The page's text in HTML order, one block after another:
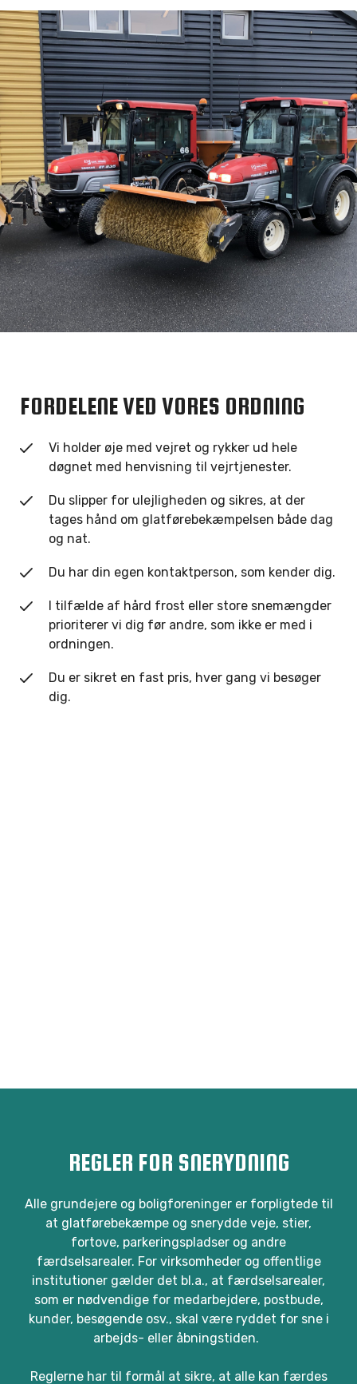
FORDELENE VED VORES ORDNING
Vi holder øje med vejret og rykker ud hele
døgnet med henvisning til vejrtjenester.
Du slipper for ulejligheden og sikres, at der
tages hånd om glatførebekæmpelsen både dag
og nat.
Du har din egen kontaktperson, som kender dig.
I tilfælde af hård frost eller store snemængder
prioriterer vi dig før andre, som ikke er med i
ordningen.
Du er sikret en fast pris, hver gang vi besøger
dig.
REGLER FOR SNERYDNING
Alle grundejere og boligforeninger er forpligtede til
at glatførebekæmpe og snerydde veje, stier,
fortove, parkeringspladser og andre
færdselsarealer. For virksomheder og offentlige
institutioner gælder det bl.a., at færdselsarealer,
som er nødvendige for medarbejdere, postbude,
kunder, besøgende osv., skal være ryddet for sne i
arbejds- eller åbningstiden.
Reglerne har til formål at sikre, at alle kan færdes